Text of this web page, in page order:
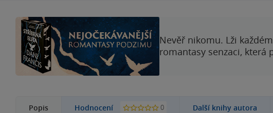
Nevěř nikomu. Lži
romantasy senzaci, která
Popis Hodnocení 0 Další knihy autora